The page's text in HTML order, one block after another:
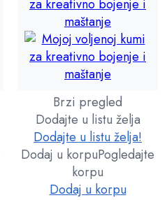
Brzi pregled
Dodajte u listu želja
Dodajte u listu želja!
Dodaj u korpuPogledajte
korpu
Dodaj u korpu